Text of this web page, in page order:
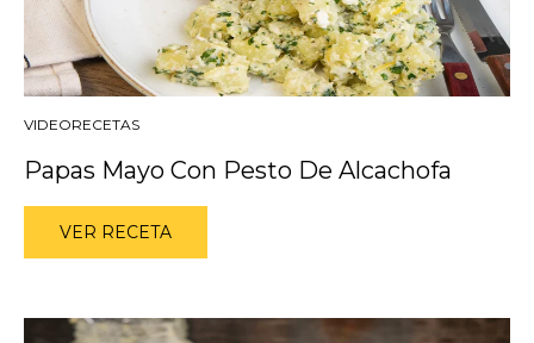
VIDEORECETAS
Papas Mayo Con Pesto De Alcachofa
VER RECETA